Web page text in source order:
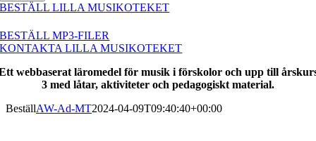
BESTÄLL LILLA MUSIKOTEKET
BESTÄLL MP3-FILER
KONTAKTA LILLA MUSIKOTEKET
webbaserat läromedel för musik i förskolor och upp till
3 med låtar, aktiviteter och pedagogiskt material.
BeställAW-Ad-MT2024-04-09T09:40:40+00:00